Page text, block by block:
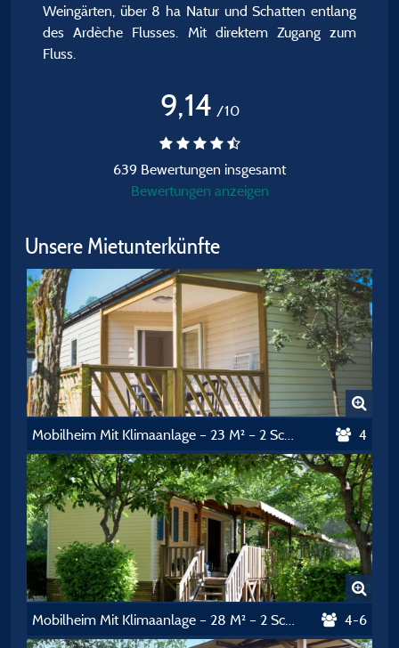
Weingärten, über 8 ha Natur und Schatten entlang
des Ardèche Flusses. Mit direktem Zugang zum
Fluss.
9,14 /10
639 Bewertungen insgesamt
Bewertungen anzeigen
Unsere Mietunterkünfte
Mobilheim Mit Klimaanlage – 23 M² – 2 Schlafzimmer 4
Mobilheim Mit Klimaanlage – 28 M² – 2 Schlafzimmer 4-6